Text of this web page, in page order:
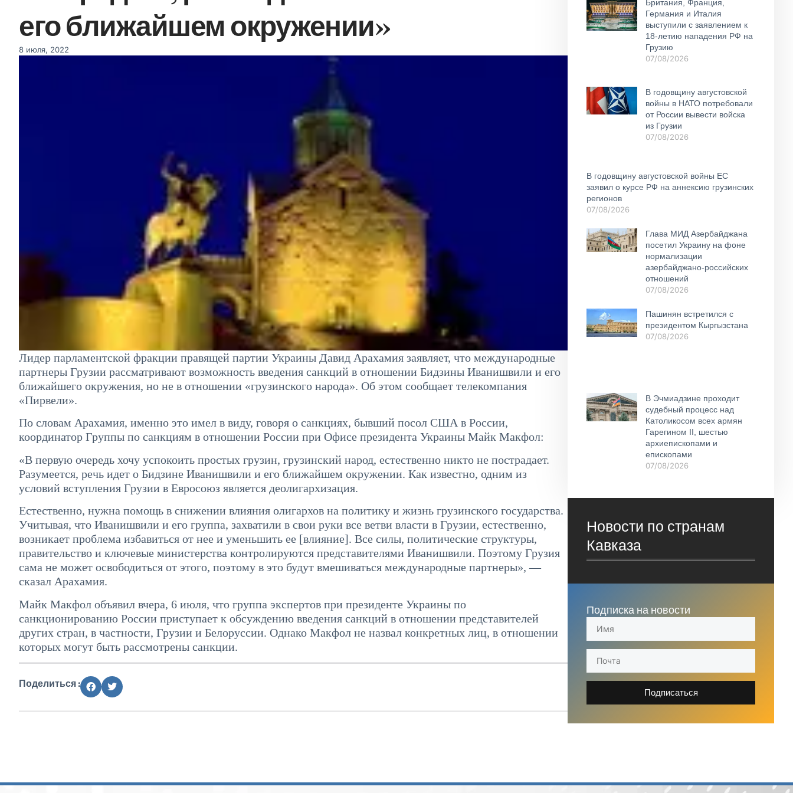
его ближайшем окружении»
8 июля, 2022
Лидер парламентской фракции правящей партии Украины Давид Арахамия заявляет, что международные
партнеры Грузии рассматривают возможность введения санкций в отношении Бидзины Иванишвили и его
ближайшего окружения, но не в отношении «грузинского народа». Об этом сообщает телекомпания
«Пирвели».
По словам Арахамия, именно это имел в виду, говоря о санкциях, бывший посол США в России,
координатор Группы по санкциям в отношении России при Офисе президента Украины Майк Макфол:
«В первую очередь хочу успокоить простых грузин, грузинский народ, естественно никто не пострадает.
Разумеется, речь идет о Бидзине Иванишвили и его ближайшем окружении. Как известно, одним из
условий вступления Грузии в Евросоюз является деолигархизация.
Естественно, нужна помощь в снижении влияния олигархов на политику и жизнь грузинского государства.
Учитывая, что Иванишвили и его группа, захватили в свои руки все ветви власти в Грузии, естественно,
возникает проблема избавиться от нее и уменьшить ее [влияние]. Все силы, политические структуры,
правительство и ключевые министерства контролируются представителями Иванишвили. Поэтому Грузия
сама не может освободиться от этого, поэтому в это будут вмешиваться международные партнеры», —
сказал Арахамия.
Майк Макфол объявил вчера, 6 июля, что группа экспертов при президенте Украины по
санкционированию России приступает к обсуждению введения санкций в отношении представителей
других стран, в частности, Грузии и Белоруссии. Однако Макфол не назвал конкретных лиц, в отношении
которых могут быть рассмотрены санкции.
Поделиться :
Британия, Франция,
Германия и Италия
выступили с заявлением к
18-летию нападения РФ на
Грузию
07/08/2026
В годовщину августовской
войны в НАТО потребовали
от России вывести войска
из Грузии
07/08/2026
В годовщину августовской войны ЕС
заявил о курсе РФ на аннексию грузинских
регионов
07/08/2026
Глава МИД Азербайджана
посетил Украину на фоне
нормализации
азербайджано-российских
отношений
07/08/2026
Пашинян встретился с
президентом Кыргызстана
07/08/2026
В Эчмиадзине проходит
судебный процесс над
Католикосом всех армян
Гарегином II, шестью
архиепископами и
епископами
07/08/2026
Новости по странам
Кавказа
Подписка на новости
Подписаться